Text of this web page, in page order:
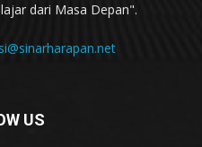
dari Masa Depan".
US